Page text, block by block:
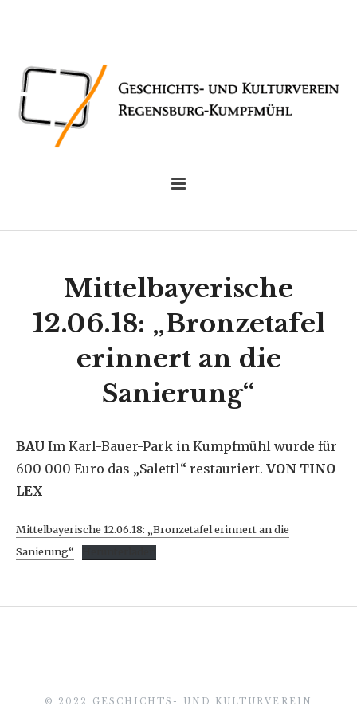
Mittelbayerische
12.06.18: „Bronzetafel
erinnert an die
Sanierung“
BAU Im Karl-Bauer-Park in Kumpfmühl wurde für
600 000 Euro das „Salettl“ restauriert. VON TINO
LEX
Mittelbayerische 12.06.18: „Bronzetafel erinnert an die
Sanierung“
© 2022 GESCHICHTS- UND KULTURVEREIN